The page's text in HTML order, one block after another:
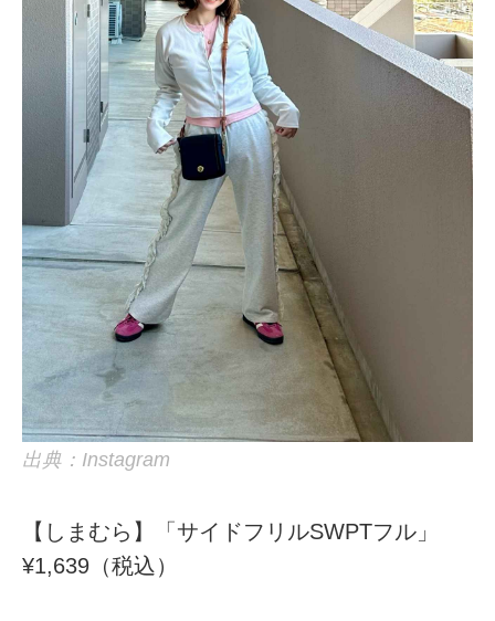
出典：Instagram
【しまむら】「サイドフリルSWPTフル」
¥1,639（税込）